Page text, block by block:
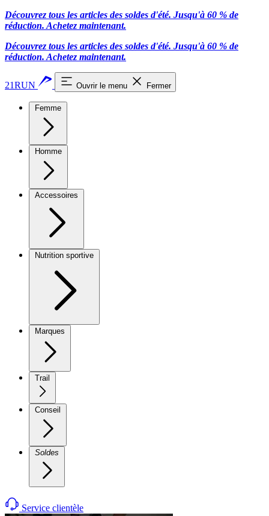
Découvrez tous les articles des soldes d'été. Jusqu'à 60 % de
réduction. Achetez maintenant.
Découvrez tous les articles des soldes d'été. Jusqu'à 60 % de
réduction. Achetez maintenant.
21RUN Ouvrir le menu Fermer
Femme
Homme
Accessoires
Nutrition sportive
Marques
Trail
Conseil
Soldes
Service clientèle